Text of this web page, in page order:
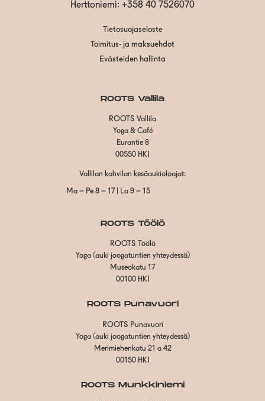
Herttoniemi: +358 40 7526070
Tietosuojaseloste
Toimitus- ja maksuehdot
Evästeiden hallinta
ROOTS Vallila
ROOTS Vallila
Yoga & Café
Eurantie 8
00550 HKI
Vallilan kahvilan kesäaukioloajat:
Ma – Pe 8 – 17 | La 9 – 15
ROOTS Töölö
ROOTS Töölö
Yoga (auki joogatuntien yhteydessä)
Museokatu 17
00100 HKI
ROOTS Punavuori
ROOTS Punavuori
Yoga (auki joogatuntien yhteydessä)
Merimiehenkatu 21 a 42
00150 HKI
ROOTS Munkkiniemi